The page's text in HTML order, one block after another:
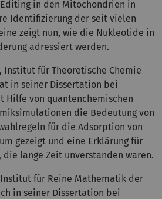
in den Mitochondrien in
Identifizierung der seit vielen
zeigt nun, wie die Nukleotide in
adressiert werden.
Institut für Theoretische Chemie
in seiner Dissertation bei
Hilfe von quantenchemischen
die Bedeutung von
für die Adsorption von
gezeigt und eine Erklärung für
lange Zeit unverstanden waren.
Institut für Reine Mathematik der
in seiner Dissertation bei